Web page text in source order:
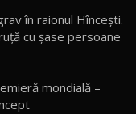
AutoBlog.MD
AutoBlog.MD
în raionul Hîncești.
cu șase persoane
mondială –